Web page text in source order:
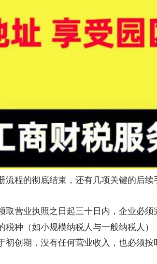
流程的彻底结束，还有几项关键的后
取营业执照之日起三十日内，企业必
税种（如小规模纳税人与一般纳税人
创期，没有任何营业收入，也必须按